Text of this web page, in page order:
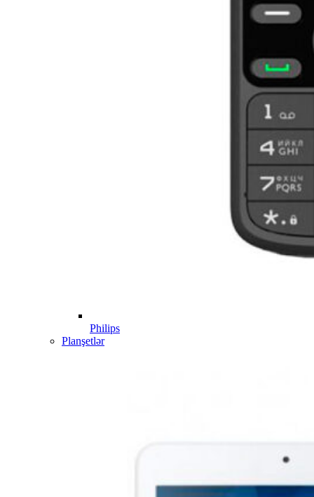
Philips
Planşetlər